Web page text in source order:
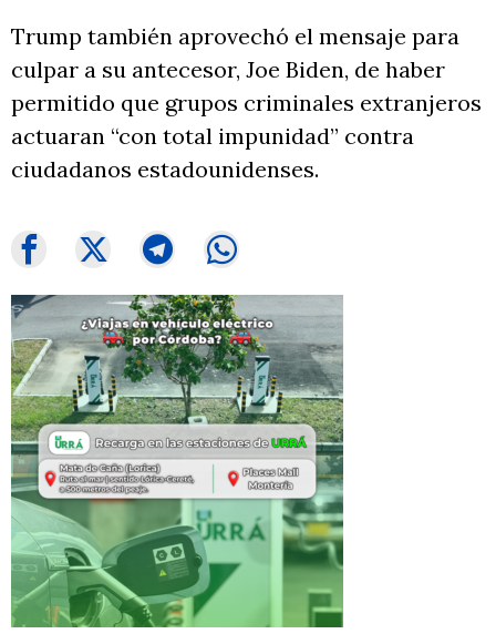
Trump también aprovechó el mensaje para
culpar a su antecesor, Joe Biden, de haber
permitido que grupos criminales extranjeros
actuaran “con total impunidad” contra
ciudadanos estadounidenses.